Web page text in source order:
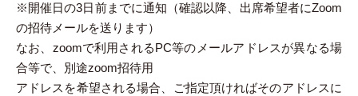
※開催日の3日前までに通知（確認以降、出席希望者にZoom
の招待メールを送ります）
なお、zoomで利用されるPC等のメールアドレスが異なる場
合等で、別途zoom招待用
アドレスを希望される場合、ご指定頂ければそのアドレスに